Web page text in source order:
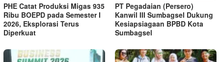
PHE Catat Produksi Migas 935
Ribu BOEPD pada Semester I
2026, Eksplorasi Terus
Diperkuat
PT Pegadaian (Persero)
Kanwil III Sumbagsel Dukung
Kesiapsiagaan BPBD Kota
Sumbagsel